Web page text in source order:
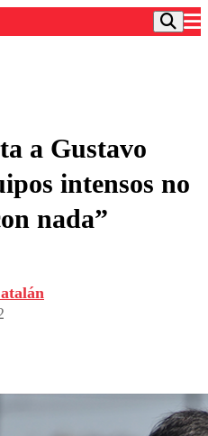
en medios
a Gustavo
intensos no
nada”